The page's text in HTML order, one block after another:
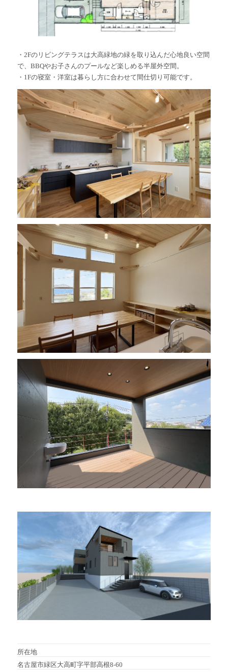
・2Fのリビングテラスは大高緑地の緑を取り込んだ心地良い空間
で、BBQやお子さんのプールなど楽しめる半屋外空間。
・1Fの寝室・洋室は暮らし方に合わせて間仕切り可能です。
所在地
名古屋市緑区大高町字平部高根8-60